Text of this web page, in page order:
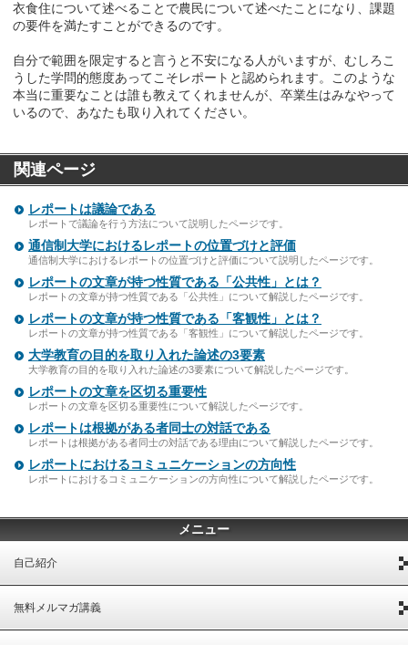
衣食住について述べることで農民について述べたことになり、課題
の要件を満たすことができるのです。
自分で範囲を限定すると言うと不安になる人がいますが、むしろこ
うした学問的態度あってこそレポートと認められます。このような
本当に重要なことは誰も教えてくれませんが、卒業生はみなやって
いるので、あなたも取り入れてください。
関連ページ
レポートは議論である
レポートで議論を行う方法について説明したページです。
通信制大学におけるレポートの位置づけと評価
通信制大学におけるレポートの位置づけと評価について説明したページです。
レポートの文章が持つ性質である「公共性」とは？
レポートの文章が持つ性質である「公共性」について解説したページです。
レポートの文章が持つ性質である「客観性」とは？
レポートの文章が持つ性質である「客観性」について解説したページです。
大学教育の目的を取り入れた論述の3要素
大学教育の目的を取り入れた論述の3要素について解説したページです。
レポートの文章を区切る重要性
レポートの文章を区切る重要性について解説したページです。
レポートは根拠がある者同士の対話である
レポートは根拠がある者同士の対話である理由について解説したページです。
レポートにおけるコミュニケーションの方向性
レポートにおけるコミュニケーションの方向性について解説したページです。
メニュー
自己紹介
無料メルマガ講義